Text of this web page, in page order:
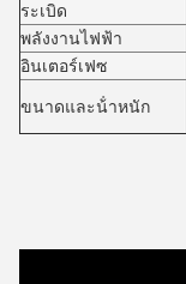
ระเบิด
พลังงานไฟฟ้า
อินเตอร์เฟซ
ขนาดและน้ําหนัก